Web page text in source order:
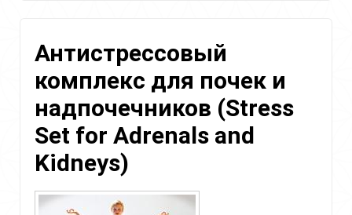
стресса
сбалансируй
нервную
систему
Антистрессовый
комплекс для почек и
надпочечников (Stress
Set for Adrenals and
Kidneys)